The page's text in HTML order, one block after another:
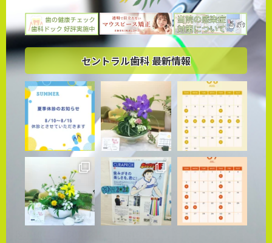
セントラル歯科 最新情報